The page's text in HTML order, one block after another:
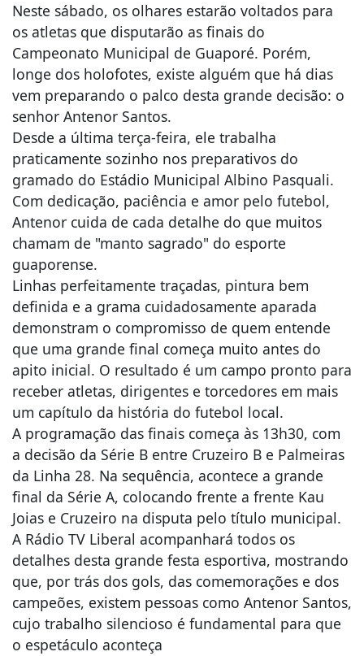
Neste sábado, os olhares estarão voltados para
os atletas que disputarão as finais do
Campeonato Municipal de Guaporé. Porém,
longe dos holofotes, existe alguém que há dias
vem preparando o palco desta grande decisão: o
senhor Antenor Santos.
Desde a última terça-feira, ele trabalha
praticamente sozinho nos preparativos do
gramado do Estádio Municipal Albino Pasquali.
Com dedicação, paciência e amor pelo futebol,
Antenor cuida de cada detalhe do que muitos
chamam de "manto sagrado" do esporte
guaporense.
Linhas perfeitamente traçadas, pintura bem
definida e a grama cuidadosamente aparada
demonstram o compromisso de quem entende
que uma grande final começa muito antes do
apito inicial. O resultado é um campo pronto para
receber atletas, dirigentes e torcedores em mais
um capítulo da história do futebol local.
A programação das finais começa às 13h30, com
a decisão da Série B entre Cruzeiro B e Palmeiras
da Linha 28. Na sequência, acontece a grande
final da Série A, colocando frente a frente Kau
Joias e Cruzeiro na disputa pelo título municipal.
A Rádio TV Liberal acompanhará todos os
detalhes desta grande festa esportiva, mostrando
que, por trás dos gols, das comemorações e dos
campeões, existem pessoas como Antenor Santos,
cujo trabalho silencioso é fundamental para que
o espetáculo aconteça